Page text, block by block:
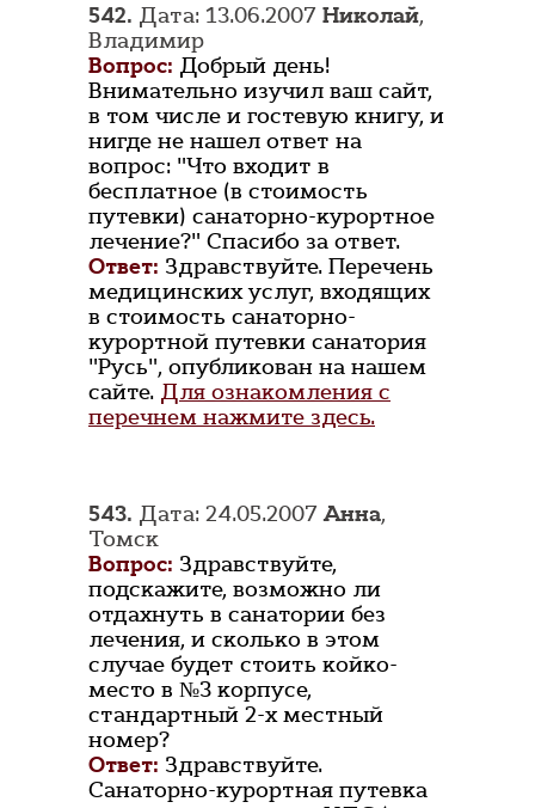
542. Дата: 13.06.2007 Николай,
Владимир
Вопрос: Добрый день!
Внимательно изучил ваш сайт,
в том числе и гостевую книгу, и
нигде не нашел ответ на
вопрос: "Что входит в
бесплатное (в стоимость
путевки) санаторно-курортное
лечение?" Спасибо за ответ.
Ответ: Здравствуйте. Перечень
медицинских услуг, входящих
в стоимость санаторно-
курортной путевки санатория
"Русь", опубликован на нашем
сайте. Для ознакомления с
перечнем нажмите здесь.
543. Дата: 24.05.2007Анна,
Томск
Вопрос: Здравствуйте,
подскажите, возможно ли
отдахнуть в санатории без
лечения, и сколько в этом
случае будет стоить койко-
место в №3 корпусе,
стандартный 2-х местный
номер?
Ответ: Здравствуйте.
Санаторно-курортная путевка